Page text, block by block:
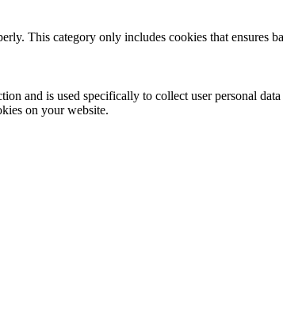
This category only includes cookies that ensures
and is used specifically to collect user personal
on your website.